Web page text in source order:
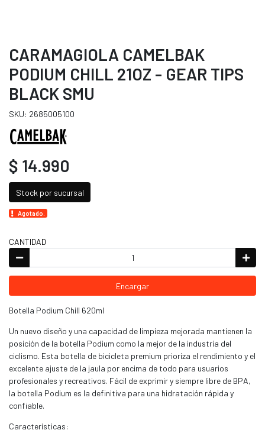
CARAMAGIOLA CAMELBAK
PODIUM CHILL 21OZ - GEAR TIPS
BLACK SMU
SKU: 2685005100
$ 14.990
Stock por sucursal
Agotado.
CANTIDAD
Encargar
Botella Podium Chill 620ml
Un nuevo diseño y una capacidad de limpieza mejorada mantienen la
posición de la botella Podium como la mejor de la industria del
ciclismo. Esta botella de bicicleta premium prioriza el rendimiento y el
excelente ajuste de la jaula por encima de todo para usuarios
profesionales y recreativos. Fácil de exprimir y siempre libre de BPA,
la botella Podium es la definitiva para una hidratación rápida y
confiable.
Características: